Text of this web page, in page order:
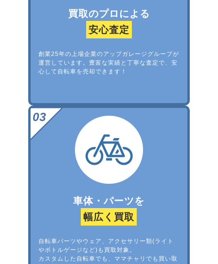
買取のプロによる
安心査定
創業25年の上場企業のアップガレージグループが
運営しています。豊富な実績と丁寧な査定で、安
心して自転車を売却できます！
車体・パーツを
幅広く買取
自転車パーツやウェア、アクセサリー類(ライト
やボトルゲージなど)も買取対象。
カスタムした自転車でも、ママチャリでも買い取